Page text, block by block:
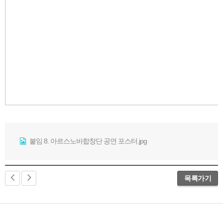
붙임 8. 아르스노바합창단 공연 포스터.jpg
목록가기